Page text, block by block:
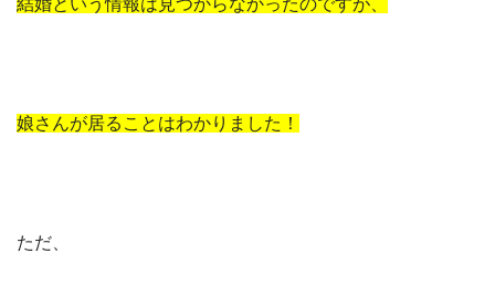
結婚という情報は見つからなかったのですが、
娘さんが居ることはわかりました！
ただ、